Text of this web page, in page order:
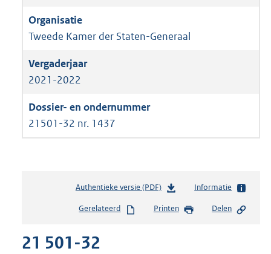
Tweede Kamer der Staten-Generaal
2021-2022
21501-32 nr. 1437
Authentieke versie (PDF)b
s
Informatie
Gerelateerd Printen Delen
21 501-32